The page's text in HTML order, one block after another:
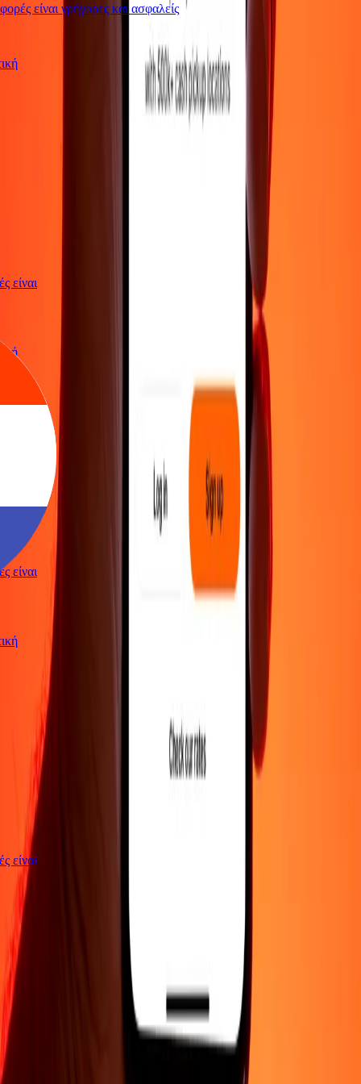
είναι γρήγορες και ασφαλείς
είναι
είναι
είναι
ΕΤΑΙΡΕΙΑ
Σχετικά με εμάς
Θέσεις εργασίαςΑσφάλεια
πράκτορας
ΥΠΟΣΤΗΡΙΞΗ
Πολιτική απορρήτου
Ειδοποίηση για cookiesΌροι και
Κέντρο βοήθειας